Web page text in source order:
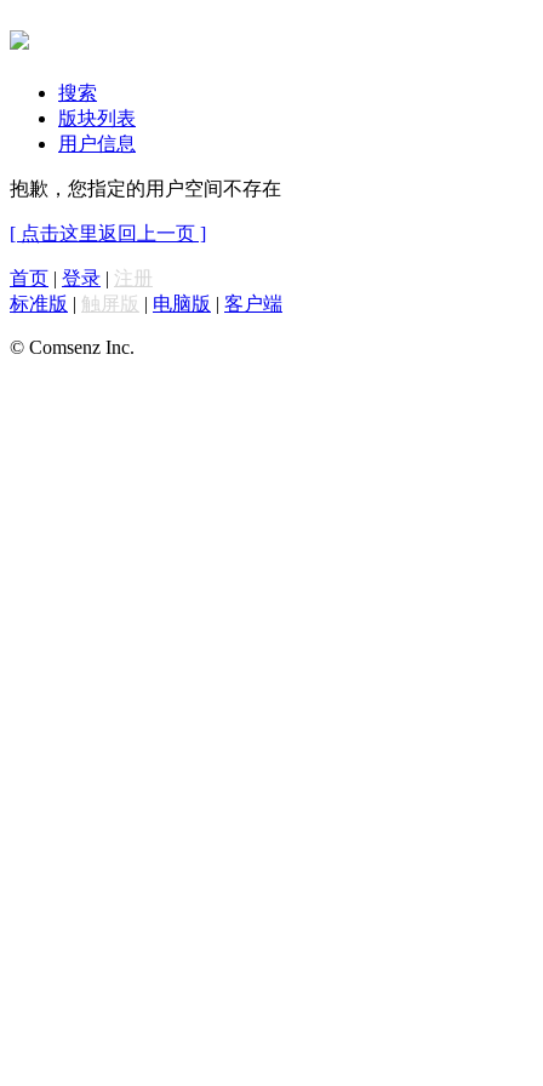
搜索
版块列表
用户信息
抱歉，您指定的用户空间不存在
[ 点击这里返回上一页 ]
首页 | 登录 | 注册
标准版 | 触屏版 | 电脑版 | 客户端
© Comsenz Inc.